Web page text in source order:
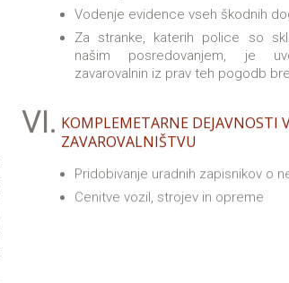
Vodenje evidence vseh škodnih
Za stranke, katerih police so
našim posredovanjem, je
zavarovalnin iz prav teh pogodb
VI. KOMPLEMETARNE DEJAVNOSTI V
ZAVAROVALNIŠTVU
Pridobivanje uradnih zapisnikov o
Cenitve vozil, strojev in opreme